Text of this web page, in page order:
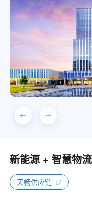
新能源 + 智慧物流
天畅供应链